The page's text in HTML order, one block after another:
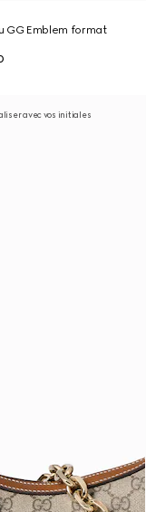
GG Emblem format
avec vos initiales